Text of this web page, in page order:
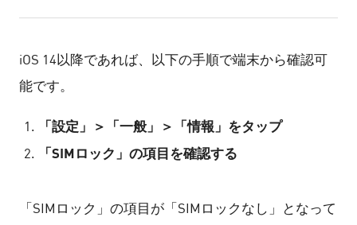
iOS 14以降であれば、以下の手順で端末から確認可
能です。
「設定」＞「一般」＞「情報」をタップ
「SIMロック」の項目を確認する
「SIMロック」の項目が「SIMロックなし」となって